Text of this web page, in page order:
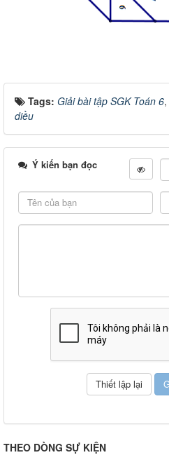
Tags: Giải bài tập SGK Toán 6,
diều
Ý kiến bạn đọc
THEO DÒNG SỰ KIỆN